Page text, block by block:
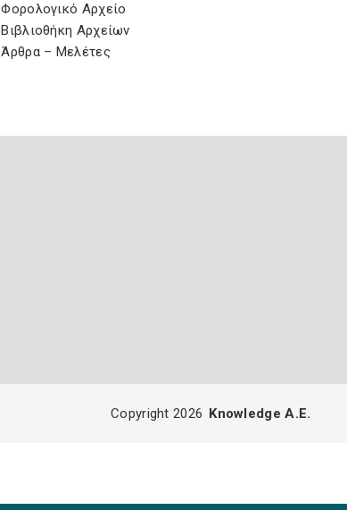
Φορολογικό Αρχείο
Βιβλιοθήκη Αρχείων
Άρθρα – Μελέτες
Copyright 2026 Knowledge A.E.